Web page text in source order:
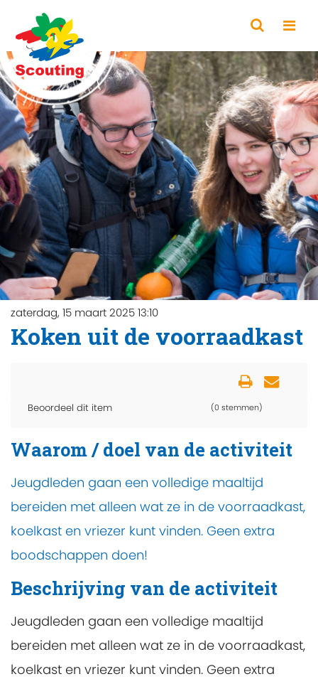
zaterdag, 15 maart 2025 13:10
Koken uit de voorraadkast
Beoordeel dit item (0 stemmen)
Waarom / doel van de activiteit
Jeugdleden gaan een volledige maaltijd
bereiden met alleen wat ze in de voorraadkast,
koelkast en vriezer kunt vinden. Geen extra
boodschappen doen!
Beschrijving van de activiteit
Jeugdleden gaan een volledige maaltijd
bereiden met alleen wat ze in de voorraadkast,
koelkast en vriezer kunt vinden. Geen extra